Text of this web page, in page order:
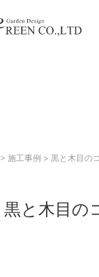
> 施工事例 > 黒と木目の
黒と木目の